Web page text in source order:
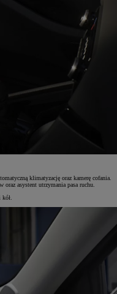
klimatyzację oraz kamerę cofania.
asystent utrzymania pasa ruchu.
kół.